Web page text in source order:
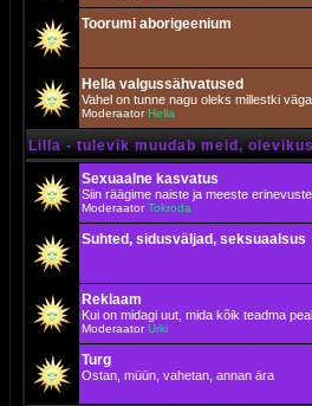
Toorumi aborigeenium
Hella valgussähvatused
Vahel on tunne nagu oleks millestki
Moderaator Hella
Lilla - tulevik muudab meid,
Sexuaalne kasvatus
Siin räägime naiste ja meeste
ModeraatorTokroda
Suhted, sidusväljad, seksuaalsus
Reklaam
Kui on midagi uut, mida kõik teadma
ModeraatorUrki
Turg
Ostan, müün, vahetan, annan ära